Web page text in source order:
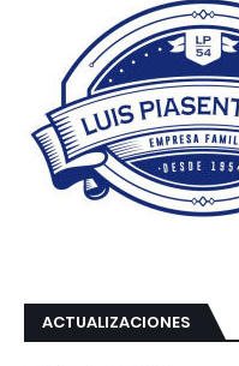
ACTUALIZACIONES